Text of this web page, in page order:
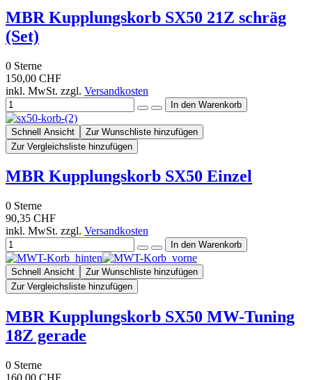
MBR Kupplungskorb SX50 21Z schräg
(Set)
0 Sterne
150,00 CHF
inkl. MwSt. zzgl. Versandkosten
Schnell Ansicht
Zur Wunschliste hinzufügen
Zur Vergleichsliste hinzufügen
MBR Kupplungskorb SX50 Einzel
0 Sterne
90,35 CHF
inkl. MwSt. zzgl. Versandkosten
Schnell Ansicht
Zur Wunschliste hinzufügen
Zur Vergleichsliste hinzufügen
MBR Kupplungskorb SX50 MW-Tuning
18Z gerade
0 Sterne